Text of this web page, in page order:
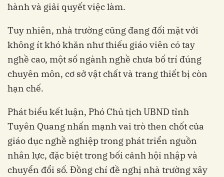
hành và giải quyết việc làm.
Tuy nhiên, nhà trường cũng đang đối mặt với
không ít khó khăn như thiếu giáo viên có tay
nghề cao, một số ngành nghề chưa bố trí đúng
chuyên môn, cơ sở vật chất và trang thiết bị còn
hạn chế.
Phát biểu kết luận, Phó Chủ tịch UBND tỉnh
Tuyên Quang nhấn mạnh vai trò then chốt của
giáo dục nghề nghiệp trong phát triển nguồn
nhân lực, đặc biệt trong bối cảnh hội nhập và
chuyển đổi số. Đồng chí đề nghị nhà trường xây